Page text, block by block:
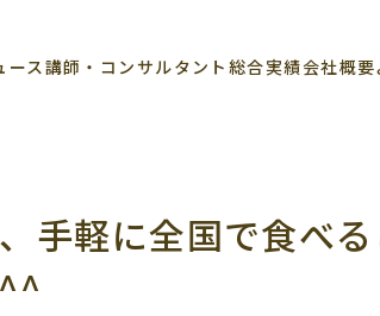
ース講師・コンサルタント 総合実績会社概要
手軽に全国で食べ